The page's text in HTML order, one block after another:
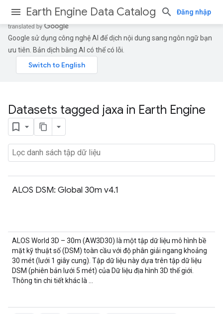
Earth Engine Data Catalog Đăng nhập
Google sử dụng công nghệ AI để dịch nội dung sang ngôn ngữ bạn
ưu tiên. Bản dịch bằng AI có thể có lỗi.
Datasets tagged jaxa in Earth Engine
ALOS DSM: Global 30m v4.1
ALOS World 3D – 30m (AW3D30) là một tập dữ liệu mô hình bề
mặt kỹ thuật số (DSM) toàn cầu với độ phân giải ngang khoảng
30 mét (lưới 1 giây cung). Tập dữ liệu này dựa trên tập dữ liệu
DSM (phiên bản lưới 5 mét) của Dữ liệu địa hình 3D thế giới.
Thông tin chi tiết khác là …